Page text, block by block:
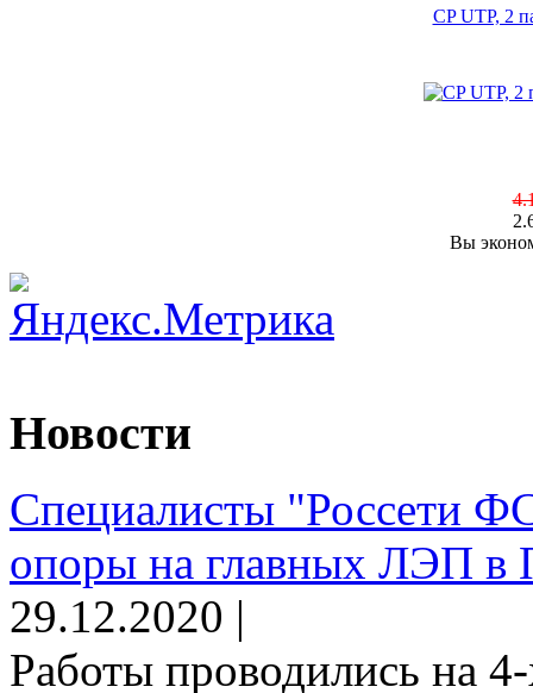
CP UTP, 2
Вы
Новости
Специалисты "Россети
опоры на главных ЛЭП в
29.12.2020 |
Работы проводились на